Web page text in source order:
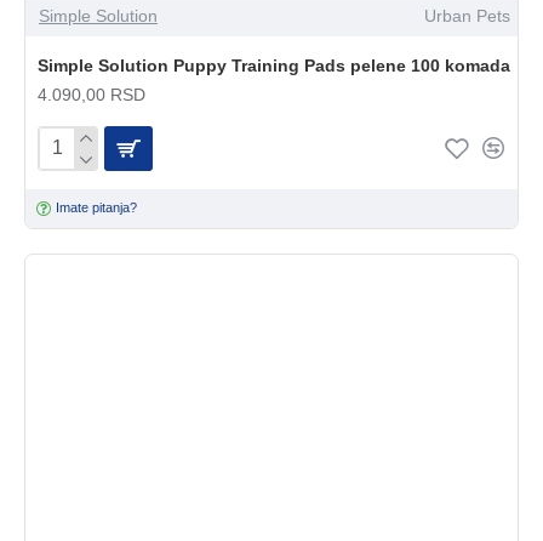
Simple Solution Urban Pets
Simple Solution Puppy Training Pads pelene 100 komada
4.090,00 RSD
Imate pitanja?